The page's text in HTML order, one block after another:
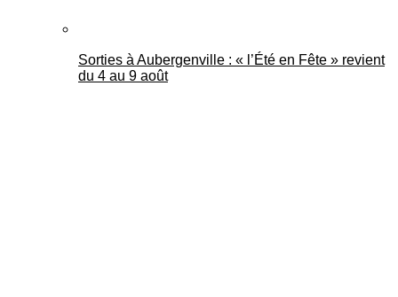
Sorties à Aubergenville : « l’Été en Fête » revient
du 4 au 9 août